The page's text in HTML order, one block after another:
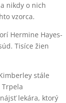
nikdy o nich
vzorca.
Hermine Hayes-
Tisíce žien
stále
lekára, ktorý